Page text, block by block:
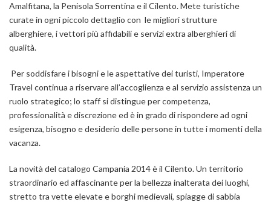
Amalfitana, la Penisola Sorrentina e il Cilento. Mete turistiche
curate in ogni piccolo dettaglio con le migliori strutture
alberghiere, i vettori più affidabili e servizi extra alberghieri di
qualità.
Per soddisfare i bisogni e le aspettative dei turisti, Imperatore
Travel continua a riservare all’accoglienza e al servizio assistenza un
ruolo strategico; lo staff si distingue per competenza,
professionalità e discrezione ed è in grado di rispondere ad ogni
esigenza, bisogno e desiderio delle persone in tutte i momenti della
vacanza.
La novità del catalogo Campania 2014 è il Cilento.Un territorio
straordinario ed affascinante per la bellezza inalterata dei luoghi,
stretto tra vette elevate e borghi medievali, spiagge di sabbia